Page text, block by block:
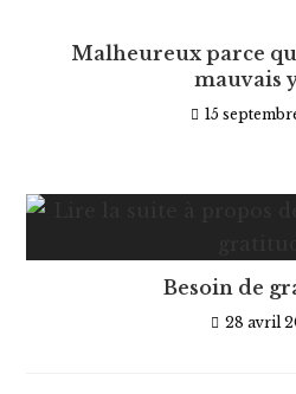
Malheureux parce
mauvais
15
Besoin de
28 avril